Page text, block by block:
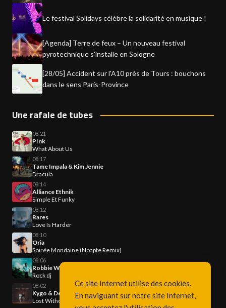
Le festival Solidays célèbre la solidarité en musique !
[Agenda] Terre de feux – Un nouveau festival
pyrotechnique s'installe en Sologne
[28/05] Accident sur l'A10 près de Tours : bouchons
dans le sens Paris-Province
Une rafale de tubes
08:21
P!nk
What About Us
08:17
Tame Impala & Kim Jennie
Dracula
08:14
Alliance Ethnik
Simple Et Funky
08:12
Rares
Love Is Harder
08:10
Oria
Soirée Mondaine (Noapte Remix)
08:06
Robbie Williams
Rock dj
08:02
Kygo & Dean Lewis
Lost Without You
Ce site Internet utilise des cookies.
En naviguant sur notre site Internet,